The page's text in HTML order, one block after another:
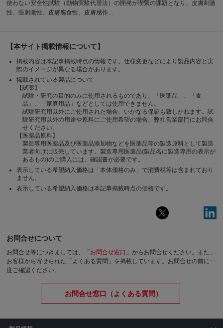
使わない安全性試験（動物実験代替法）の開発が喫緊の課題となり、皮膚刺激
性、眼刺激性、皮膚腐食性、皮膚感作…
【本サイト掲載情報について】
掲載内容は本記事掲載時点の情報です。仕様変更などにより製品内容と実
際のイメージが異なる場合があります。
掲載されている製品について
【試薬】
試験・研究の目的のみに使用されるものであり、「医薬品」、「食
品」、「家庭用品」などとしては使用できません。
試験研究用以外にご使用された場合、いかなる保証も致しかねます。試
験研究用以外の用途や原料にご使用希望の場合、弊社営業部門にお問合
せください。
【医薬品原料】
製造専用医薬品及び医薬品添加物などを医薬品等の製造原料として製造
業者向けに販売しています。製造専用医薬品(製品名に製造専用の表示が
あるもの)のご購入には、確認書が必要です。
表示している希望納入価格は「本体価格のみ」で消費税等は含まれており
ません。
表示している希望納入価格は本記事掲載時点の価格です。
お問合せについて
お問合せ等につきましては、「お問合せ窓口 」からお問合せください。
また、
お客様から寄せられた「よくある質問」を掲載しています。お問合せの前に一
度ご確認ください。
お問合せ窓口（よくある質問）